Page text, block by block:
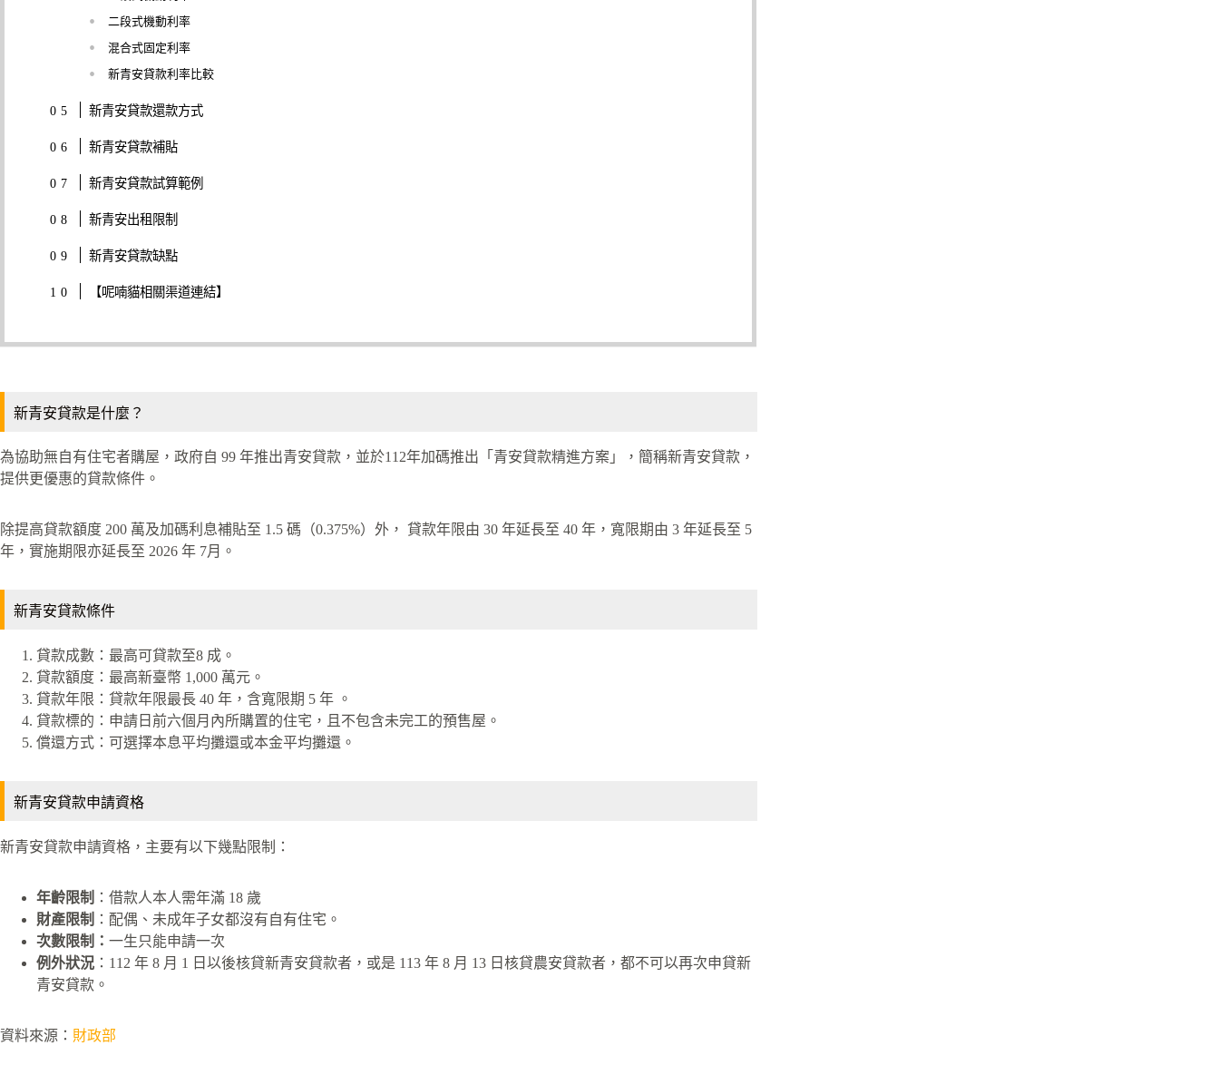
二段式機動利率
混合式固定利率
新青安貸款利率比較
新青安貸款還款方式
新青安貸款補貼
新青安貸款試算範例
新青安出租限制
新青安貸款缺點
【呢喃貓相關渠道連結】
新青安貸款是什麼？
為協助無自有住宅者購屋，政府自 99 年推出青安貸款，並於112年加碼推出「青安貸款精進方案」，簡稱新青安貸款，
提供更優惠的貸款條件。
除提高貸款額度 200 萬及加碼利息補貼至 1.5 碼（0.375%）外， 貸款年限由 30 年延長至 40 年，寬限期由 3 年延長至 5
年，實施期限亦延長至 2026 年 7月。
新青安貸款條件
貸款成數：最高可貸款至8 成。
貸款額度：最高新臺幣 1,000 萬元。
貸款年限：貸款年限最長 40 年，含寬限期 5 年 。
貸款標的：申請日前六個月內所購置的住宅，且不包含未完工的預售屋。
償還方式：可選擇本息平均攤還或本金平均攤還。
新青安貸款申請資格
新青安貸款申請資格，主要有以下幾點限制：
年齡限制 ：借款人本人需年滿 18 歲
財產限制 ：配偶、未成年子女都沒有自有住宅。
次數限制： 一生只能申請一次
例外狀況 ：112 年 8 月 1 日以後核貸新青安貸款者，或是 113 年 8 月 13 日核貸農安貸款者，都不可以再次申貸新
青安貸款。
資料來源： 財政部